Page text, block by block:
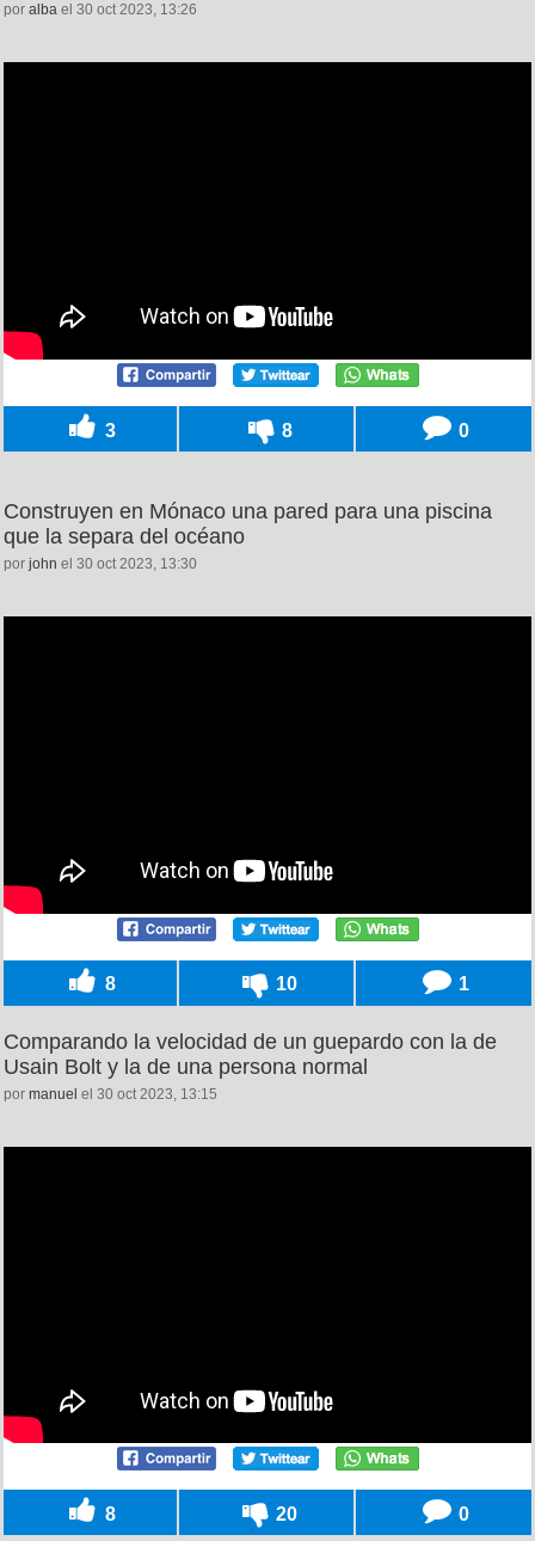
por alba el 30 oct 2023, 13:26
3 8 0
Construyen en Mónaco una pared para una piscina
que la separa del océano
por john el 30 oct 2023, 13:30
8 10 1
Comparando la velocidad de un guepardo con la de
Usain Bolt y la de una persona normal
por manuel el 30 oct 2023, 13:15
8 20 0